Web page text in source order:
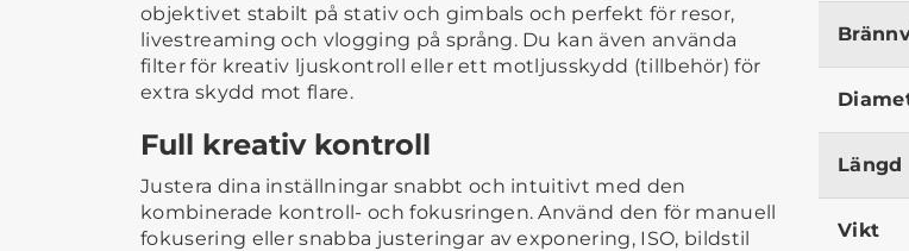
objektivet stabilt på stativ och gimbals och perfekt för resor,
livestreaming och vlogging på språng. Du kan även använda
filter för kreativ ljuskontroll eller ett motljusskydd (tillbehör) för
extra skydd mot flare.
Full kreativ kontroll
Justera dina inställningar snabbt och intuitivt med den
kombinerade kontroll- och fokusringen. Använd den för manuell
fokusering eller snabba justeringar av exponering, ISO, bildstil
Längd
Vikt